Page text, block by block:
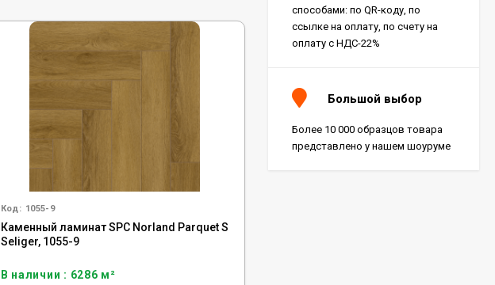
Код: 1055-9
Каменный ламинат SPC Norland Parquet S
Seliger, 1055-9
В наличии : 6286 м²
способами: по QR-коду, по
ссылке на оплату, по счету на
оплату с НДС-22%
Большой выбор
Более 10 000 образцов товара
представлено у нашем шоуруме